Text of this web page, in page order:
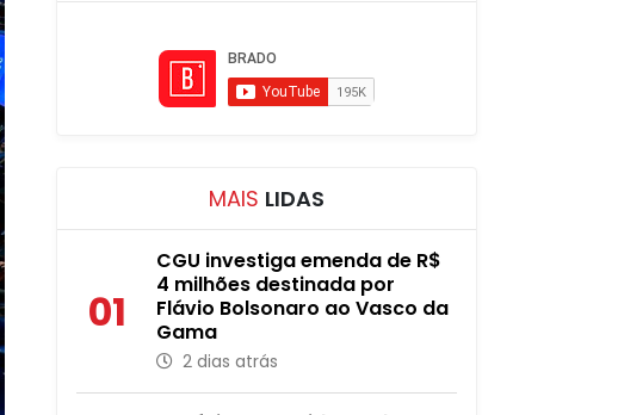
MAIS LIDAS
01
CGU investiga emenda de R$
4 milhões destinada por
Flávio Bolsonaro ao Vasco da
Gama
2 dias atrás